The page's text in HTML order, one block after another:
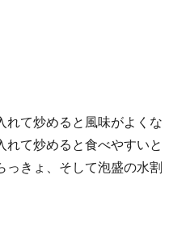
れて炒めると風味がよくな
れて炒めると食べやすいと
きょ、そして泡盛の水割